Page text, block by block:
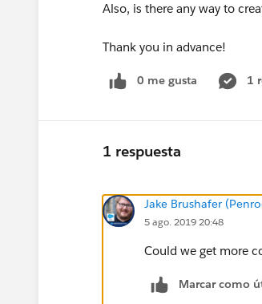
Also, is there any way to
Thank you in advance!
0 me gusta 1
1 respuesta
Jake Brushafer
5 ago. 2019 20:48
Could we get more
Marcar como